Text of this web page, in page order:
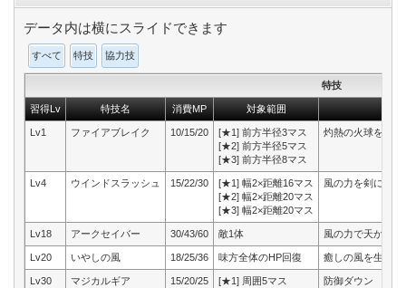
データ内は横にスライドできます
すべて 特技 協力技
特技
習得Lv 特技名 消費MP 対象範囲
Lv1 ファイアブレイク 10/15/20
[★1] 前方半径3マス
[★2] 前方半径5マス
[★3] 前方半径8マス
灼熱の火球を放
Lv4 ウインドスラッシュ 15/22/30
[★1] 幅2×距離16マス
[★2] 幅2×距離20マス
[★3] 幅2×距離20マス
風の力を剣に集
Lv18 アークセイバー 30/43/60 敵1体 風の力で天から
Lv20 いやしの風 18/25/36 味方全体のHP回復 癒しの風を生み
Lv30 マジカルギア 15/20/25
[★1] 周囲5マス
防御ダウン